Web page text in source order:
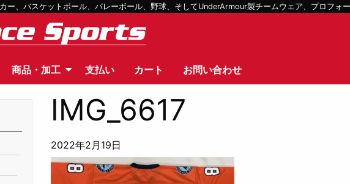
ー、バスケットボール、バレーボール、野球、そしてUnderArmour製チームウェア、プロフォ
商品・加工 支払い カート お問い合わせ
IMG_6617
2022年2月19日